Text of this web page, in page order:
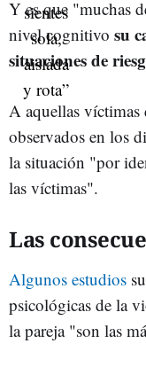
Y es que "muchas
nivel cognitivo su
situaciones de
A aquellas
observados en los
la situación "por
las víctimas".
Las
Algunos estudios
psicológicas de la
la pareja "son las